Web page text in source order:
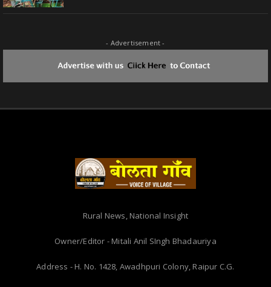
- Advertisement -
Rural News, National Insight
Owner/Editor - Mitali Anil SIngh Bhadauriya
Address - H. No. 1428, Awadhpuri Colony, Raipur C.G.